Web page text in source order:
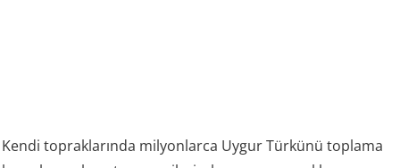
Kendi topraklarında milyonlarca Uygur Türkünü toplama